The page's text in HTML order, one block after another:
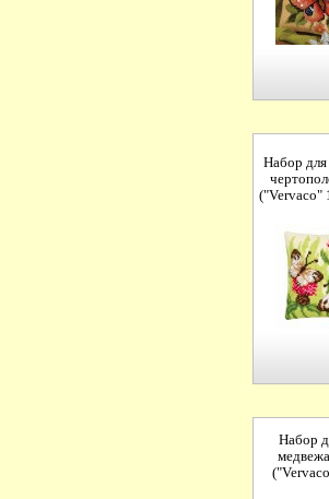
Набор
("Vervaco"
Набор